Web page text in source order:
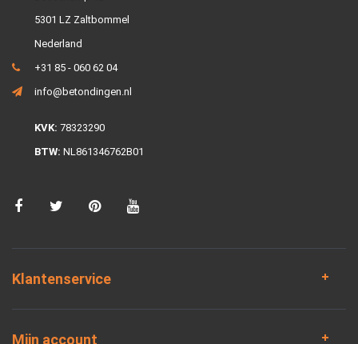
5301 LZ Zaltbommel
Nederland
+31 85 - 060 62 04
info@betondingen.nl
KVK: 78323290
BTW: NL861346762B01
Klantenservice
Mijn account